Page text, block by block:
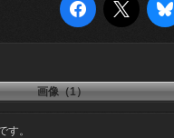
画像（1）
す。